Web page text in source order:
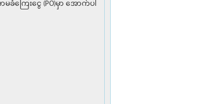
ြေးငွေ (PO)မှာ အောက်ပါ